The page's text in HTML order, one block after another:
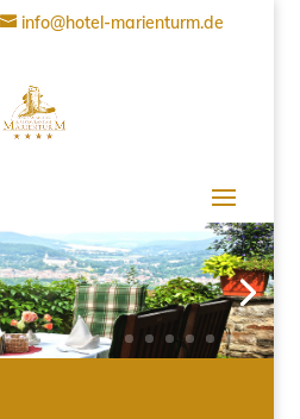
info@hotel-marienturm.de